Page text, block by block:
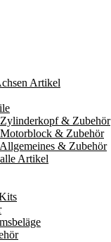
Artikel
& Zubehör
& Zubehör
& Zubehör
Artikel